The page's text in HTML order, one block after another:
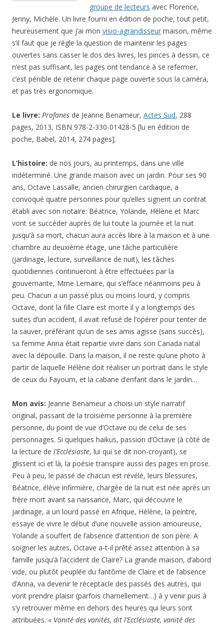
ouvertes sans casser le dos des livres, les pinces à dessin, ce
n’est pas suffisant, les pages ont tendance à se refermer,
c’est pénible de retenir chaque page ouverte sous la caméra,
et pas très ergonomique.
Le livre: Profanesde Jeanne Benameur,Actes Sud, 288
pages, 2013, ISBN 978-2-330-01428-5 [lu en édition de
poche, Babel, 2014, 274 pages].
L’histoire:de nos jours, au printemps, dans une ville
indéterminé. Une grande maison avec un jardin. Pour ses 90
ans, Octave Lassalle, ancien chirurgien cardiaque, a
établi avec son notaire: Béatrice, Yolande, Hélène et Marc
vont se succéder auprès de lui toute la journée et la nuit
jusqu’à sa mort, chacun aura accès libre à la maison et à une
chambre au deuxième étage, une tâche particulière
(jardinage, lecture, surveillance de nuit), les tâches
quotidiennes continueront à être effectuées par la
gouvernante, Mme Lemaire, qui s’efface néanmoins peu à
peu. Chacun a un passé plus ou moins lourd, y compris
Octave, dont la fille Claire est morte il y a longtemps des
suites d’un accident, il avait refusé de l’opérer pour tenter de
la sauver, préférant qu’un de ses amis agisse (sans succès),
sa femme Anna était repartie vivre dans son Canada natal
avec la dépouille. Dans la maison, il ne reste qu’une photo à
partir de laquelle Hélène doit réaliser un portrait dans le style
de ceux du Fayoum, et la cabane d’enfant dans le jardin…
Mon avis:Jeanne Benameur a choisi un style narratif
original, passant de la troisième personne à la première
personne, du point de vue d’Octave ou de celui de ses
la lecture del’Ecclésiaste, lui qui se dit non-croyant), se
glissent ici et là, la poésie transpire aussi des pages en prose.
Peu à peu, le passé de chacun est révélé, leurs blessures,
Béatrice, élève infirmière, chargée de la nuit est née après un
frère mort avant sa naissance, Marc, qui découvre le
jardinage, a un lourd passé en Afrique, Hélène, la peintre,
essaye de vivre le début d’une nouvelle assion amoureuse,
Yolande a souffert de l’absence d’attention de son père. A
soigner les autres, Octave a-t-il prêté assez attention à sa
famille jusqu’à l’accident de Claire? La grande maison, d’abord
vide, ou plutôt peuplée du fantôme de Claire et de l’absence
d’Anna, va devenir le réceptacle des passés des autres, qui
vont prendre plaisir (parfois charnellement…) à y venir puis à
s’y retrouver même en dehors des heures qui leurs sont
attribuées. «Vanité des vanités, dit l’Ecclésiaste, v anité des
vanités, tout est vanité »(Ecclésiaste 1; 1:2), cette parole du
roi Salomon, au tout début de l’Ecclésiaste, est peut-être le fil
conducteur non-dit du récit proposé avec brio par Jeanne
Benameur. J’ai beaucoup aimé ce livre, reste une question,